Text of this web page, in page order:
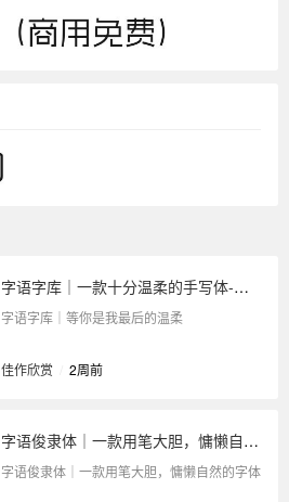
字语字库｜一款十分温柔的手写体-等你是我最后的温柔
字语字库｜等你是我最后的温柔
佳作欣赏 2周前
字语俊隶体｜一款用笔大胆，慵懒自然的字体
字语俊隶体｜一款用笔大胆，慵懒自然的字体